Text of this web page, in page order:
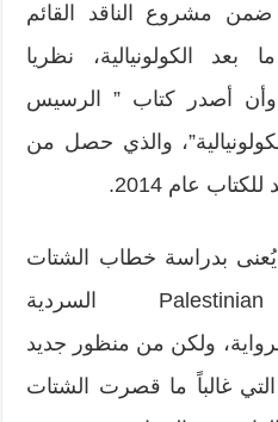
ضمن مشروع الناقد القائم
الكولونيالية، نظريا
وأن أصدر كتاب ” الرسيس
والذي حصل من
عام 2014.
يُعنى بدراسة خطاب الشتات
الفلسطيني Palestinian Diaspora السردية
ولكن من منظور جديد
التي غالباً ما قصرت الشتات